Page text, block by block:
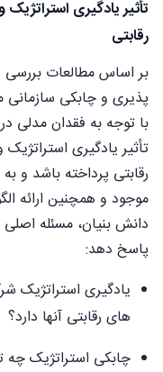
تأثیر یادگیری
رقابتی
بر اساس مطالعات
پذیری و چابکی سازمانی
با توجه به فقدان مدلی
تأثیر یادگیری
رقابتی پرداخته باشد و
موجود و همچنین ارائه
دانش بنیان، مسئله
پاسخ دهد:
یادگیری استراتژیک
های رقابتی آنها دارد؟
چابکی استراتژیک چه